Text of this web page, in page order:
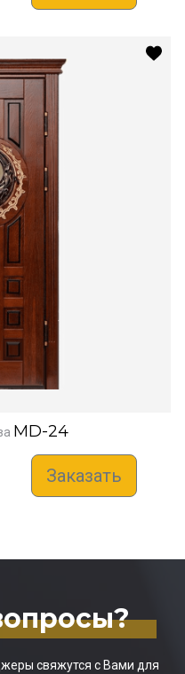
MD-24
Заказать
свяжутся с Вами для